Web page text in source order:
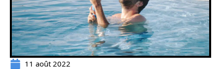
11 août 2022